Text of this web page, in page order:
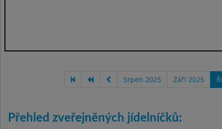
Srpen 2025 Září 2025
Přehled zveřejněných jídelníčků: